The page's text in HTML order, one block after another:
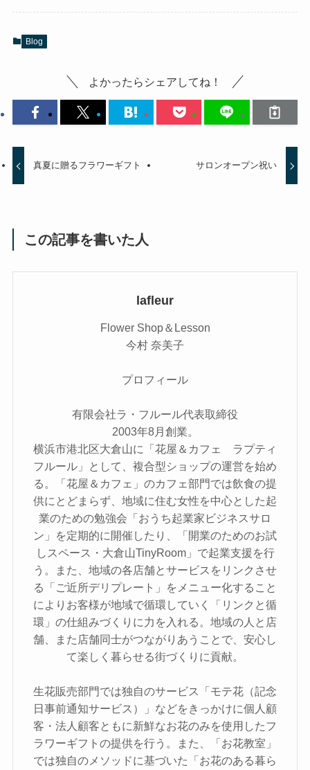
Blog
よかったらシェアしてね！
真夏に贈るフラワーギフト サロンオープン祝い
この記事を書いた人
lafleur
Flower Shop＆Lesson
今村 奈美子
プロフィール
有限会社ラ・フルール代表取締役
2003年8月創業。
横浜市港北区大倉山に「花屋＆カフェ ラプティ
フルール」として、複合型ショップの運営を始め
る。「花屋＆カフェ」のカフェ部門では飲食の提
供にとどまらず、地域に住む女性を中心とした起
業のための勉強会「おうち起業家ビジネスサロ
ン」を定期的に開催したり、「開業のためのお試
しスペース・大倉山TinyRoom」で起業支援を行
う。また、地域の各店舗とサービスをリンクさせ
る「ご近所デリプレート」をメニュー化すること
によりお客様が地域で循環していく「リンクと循
環」の仕組みづくりに力を入れる。地域の人と店
舗、また店舗同士がつながりあうことで、安心し
て楽しく暮らせる街づくりに貢献。
生花販売部門では独自のサービス「モテ花（記念
日事前通知サービス）」などをきっかけに個人顧
客・法人顧客ともに新鮮なお花のみを使用したフ
ラワーギフトの提供を行う。また、「お花教室」
では独自のメソッドに基づいた「お花のある暮ら